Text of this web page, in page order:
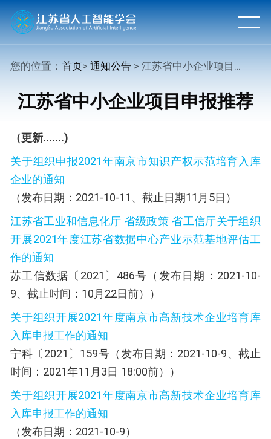
您的位置：首页>通知公告 > 江苏省中小企业项目申报推荐
江苏省中小企业项目申报推荐
（更新.......)
关于组织申报2021年南京市知识产权示范培育入库
企业的通知
（发布日期：2021-10-11、截止日期11月5日）
江苏省工业和信息化厅 省级政策 省工信厅关于组织
开展2021年度江苏省数据中心产业示范基地评估工
作的通知
苏工信数据〔2021〕486号（发布日期：2021-10-
9、截止时间：10月22日前））
关于组织开展2021年度南京市高新技术企业培育库
入库申报工作的通知
宁科〔2021〕159号（发布日期：2021-10-9、截止
时间：2021年11月3日 18:00前））
关于组织开展2021年度南京市高新技术企业培育库
入库申报工作的通知
（发布日期：2021-10-9）